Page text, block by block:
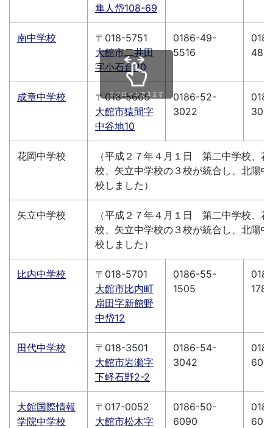
隼人岱108-69
南中学校
〒018-5751
大館市二井田
字小石台20
0186-49-
5516
成章中学校
〒018-5605
大館市猿間字
中谷地10
0186-52-
3022
花岡中学校
（平成２７年４月１日 第二中学校、花
校、矢立中学校の３校が統合し、北陽
校しました）
矢立中学校
（平成２７年４月１日 第二中学校、花
校、矢立中学校の３校が統合し、北陽
校しました）
比内中学校
〒018-5701
大館市比内町
扇田字新館野
中岱12
0186-55-
1505
1789
田代中学校
〒018-3501
大館市岩瀬字
下軽石野2-2
0186-54-
3042
大館国際情報
学院中学校
〒017-0052
大館市松木字
0186-50-
6090
6091
スクロールできます